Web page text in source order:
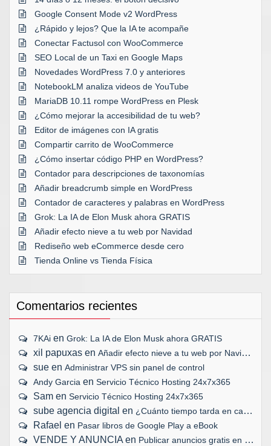
Google Consent Mode v2 WordPress
¿Rápido y lejos? Que la IA te acompañe
Conectar Factusol con WooCommerce
SEO Local de un Taxi en Google Maps
Novedades WordPress 7.0 y anteriores
NotebookLM analiza videos de YouTube
MariaDB 10.11 rompe WordPress en Plesk
¿Cómo mejorar la accesibilidad de tu web?
Editor de imágenes con IA gratis
Compartir carrito de WooCommerce
¿Cómo insertar código PHP en WordPress?
Contador para descripciones de taxonomías
Añadir breadcrumb simple en WordPress
Contador de caracteres y palabras en WordPress
Grok: La IA de Elon Musk ahora GRATIS
Añadir efecto nieve a tu web por Navidad
Rediseño web eCommerce desde cero
Tienda Online vs Tienda Física
Comentarios recientes
7KAi en Grok: La IA de Elon Musk ahora GRATIS
xil papuxas en Añadir efecto nieve a tu web por Navidad
sue en Administrar VPS sin panel de control
Andy Garcia en Servicio Técnico Hosting 24x7x365
Sam en Servicio Técnico Hosting 24x7x365
sube agencia digital en ¿Cuánto tiempo tarda en cargar tu web?
Rafael en Pasar libros de Google Play a eBook
VENDE Y ANUNCIA en Publicar anuncios gratis en Internet